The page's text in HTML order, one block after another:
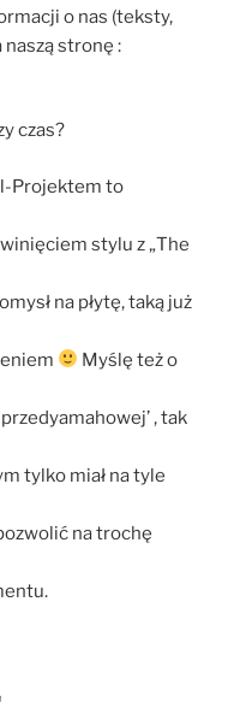
o nas (teksty,
naszą stronę :
czas?
Projektem to
stylu z „The
na płytę, taką już
Myślę też o
, tak
tylko miał na tyle
na trochę